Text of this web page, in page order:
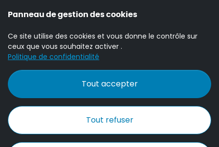
Panneau de gestion des cookies
Ce site utilise des cookies et vous donne le contrôle sur
ceux que vous souhaitez activer .
Politique de confidentialité
Tout accepter
Tout refuser